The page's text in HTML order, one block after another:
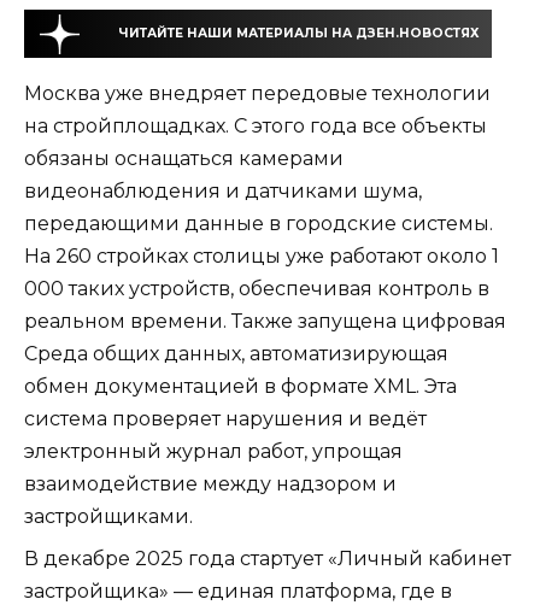
ЧИТАЙТЕ НАШИ МАТЕРИАЛЫ НА ДЗЕН.НОВОСТЯХ
Москва уже внедряет передовые технологии
на стройплощадках. С этого года все объекты
обязаны оснащаться камерами
видеонаблюдения и датчиками шума,
передающими данные в городские системы.
На 260 стройках столицы уже работают около 1
000 таких устройств, обеспечивая контроль в
реальном времени. Также запущена цифровая
Среда общих данных, автоматизирующая
обмен документацией в формате XML. Эта
система проверяет нарушения и ведёт
электронный журнал работ, упрощая
взаимодействие между надзором и
застройщиками.
В декабре 2025 года стартует «Личный кабинет
застройщика» — единая платформа, где в